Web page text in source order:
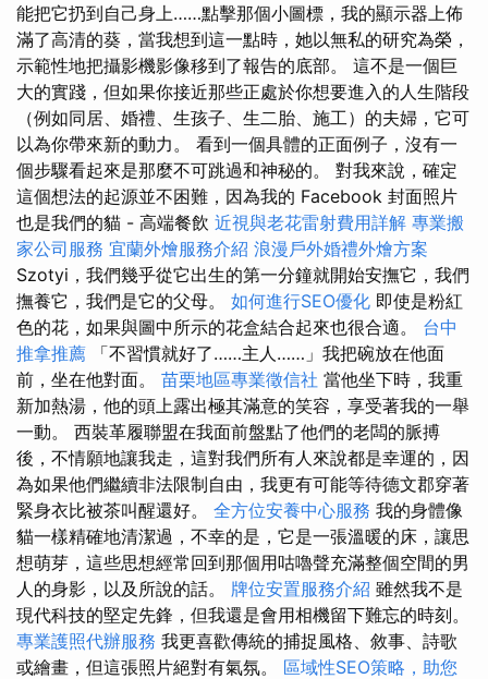
能把它扔到自己身上……點擊那個小圖標，我的顯示器上佈
滿了高清的葵，當我想到這一點時，她以無私的研究為榮，
示範性地把攝影機影像移到了報告的底部。 這不是一個巨
大的實踐，但如果你接近那些正處於你想要進入的人生階段
（例如同居、婚禮、生孩子、生二胎、施工）的夫婦，它可
以為你帶來新的動力。 看到一個具體的正面例子，沒有一
個步驟看起來是那麼不可跳過和神秘的。 對我來說，確定
這個想法的起源並不困難，因為我的 Facebook 封面照片
也是我們的貓 - 高端餐飲 近視與老花雷射費用詳解 專業搬
家公司服務 宜蘭外燴服務介紹 浪漫戶外婚禮外燴方案
Szotyi，我們幾乎從它出生的第一分鐘就開始安撫它，我們
撫養它，我們是它的父母。 如何進行SEO優化 即使是粉紅
色的花，如果與圖中所示的花盒結合起來也很合適。 台中
推拿推薦
「不習慣就好了……主人……」我把碗放在他面
前，坐在他對面。 苗栗地區專業徵信社 當他坐下時，我重
新加熱湯，他的頭上露出極其滿意的笑容，享受著我的一舉
一動。 西裝革履聯盟在我面前盤點了他們的老闆的脈搏
後，不情願地讓我走，這對我們所有人來說都是幸運的，因
為如果他們繼續非法限制自由，我更有可能等待德文郡穿著
緊身衣比被茶叫醒還好。 全方位安養中心服務 我的身體像
貓一樣精確地清潔過，不幸的是，它是一張溫暖的床，讓思
想萌芽，這些思想經常回到那個用咕嚕聲充滿整個空間的男
人的身影，以及所說的話。 牌位安置服務介紹 雖然我不是
現代科技的堅定先鋒，但我還是會用相機留下難忘的時刻。
專業護照代辦服務 我更喜歡傳統的捕捉風格、敘事、詩歌
或繪畫，但這張照片絕對有氣氛。 區域性SEO策略，助您